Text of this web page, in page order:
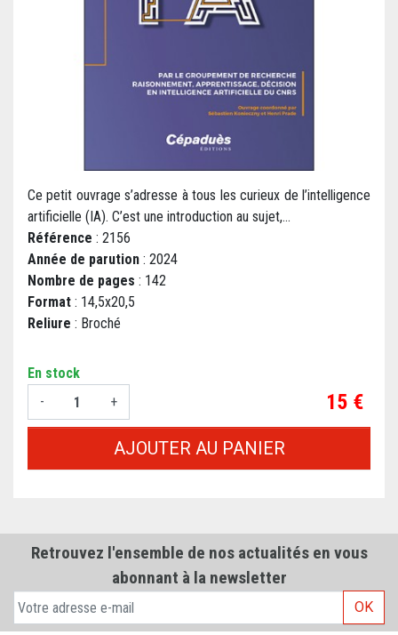
Ce petit ouvrage s’adresse à tous les curieux de l’intelligence
artificielle (IA). C’est une introduction au sujet,...
Référence : 2156
Année de parution : 2024
Nombre de pages : 142
Format : 14,5x20,5
Reliure : Broché
En stock
-
+ Prix
15 €
AJOUTER AU PANIER
Retrouvez l'ensemble de nos actualités en vous
abonnant à la newsletter
OK